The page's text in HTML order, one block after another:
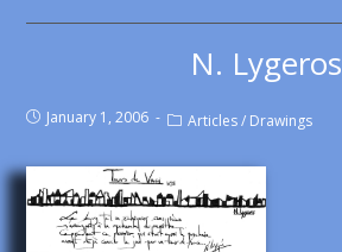
N. Lygeros
January 1, 2006 Articles / Drawings